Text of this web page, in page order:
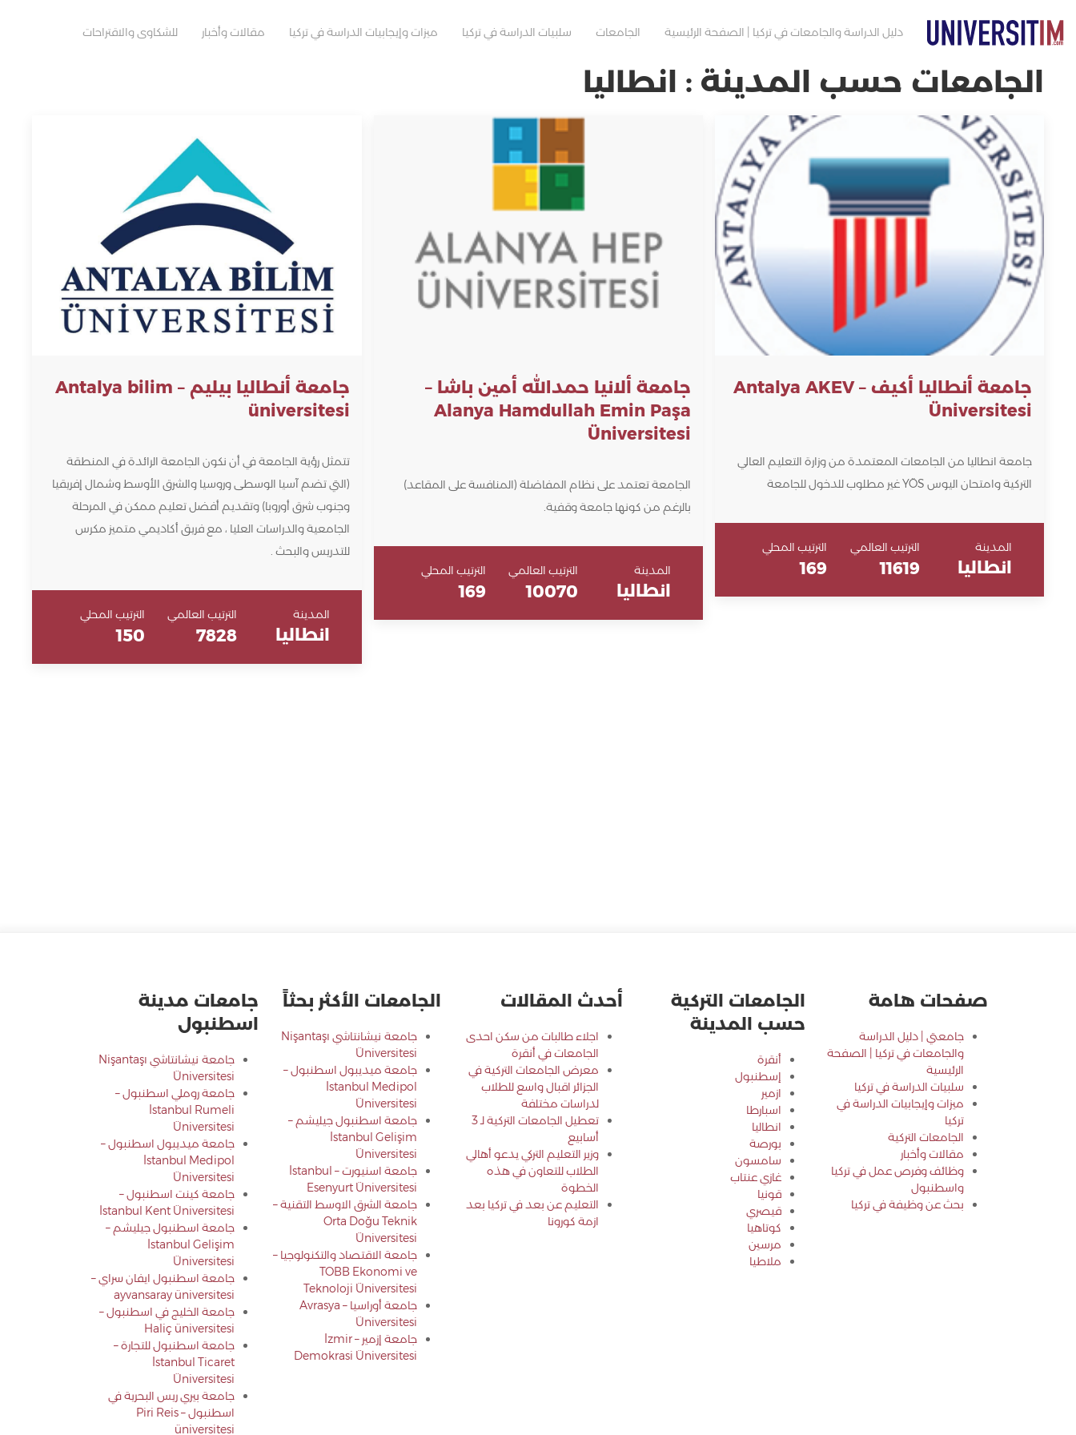
دليل الدراسة والجامعات في تركيا | الصفحة الرئيسية الجامعات سلبيات الدراسة في تركيا ميزات وإيجابيات الدراسة في تركيا مقالات وأخبار للشكاوى والاقتراحات
الجامعات حسب المدينة : انطاليا
جامعة أنطاليا أكيف – Antalya AKEV
Üniversitesi
جامعة انطاليا من الجامعات المعتمدة من وزارة التعليم العالي
التركية وامتحان اليوس YÖS غير مطلوب للدخول للجامعة
المدينة
انطاليا
الترتيب العالمي
11619
الترتيب المحلي
169
جامعة ألانيا حمدالله أمين باشا –
Alanya Hamdullah Emin Paşa
Üniversitesi
الجامعة تعتمد على نظام المفاضلة (المنافسة على المقاعد)
بالرغم من كونها جامعة وقفية.
المدينة
انطاليا
الترتيب العالمي
10070
الترتيب المحلي
169
جامعة أنطاليا بيليم – Antalya bilim
üniversitesi
تتمثل رؤية الجامعة في أن نكون الجامعة الرائدة في المنطقة
(التي تضم آسيا الوسطى وروسيا والشرق الأوسط وشمال إفريقيا
وجنوب شرق أوروبا) وتقديم أفضل تعليم ممكن في المرحلة
الجامعية والدراسات العليا ، مع فريق أكاديمي متميز مكرس
للتدريس والبحث .
المدينة
انطاليا
الترتيب العالمي
7828
الترتيب المحلي
150
صفحات هامة
جامعتي | دليل الدراسة
والجامعات في تركيا | الصفحة
الرئيسية
سلبيات الدراسة في تركيا
ميزات وإيجابيات الدراسة في
تركيا
الجامعات التركية
مقالات وأخبار
وظائف وفرص عمل في تركيا
واسطنبول
بحث عن وظيفة في تركيا
الجامعات التركية
حسب المدينة
أنقرة
إسطنبول
ازمير
اسبارطا
انطاليا
بورصة
سامسون
غازي عنتاب
قونيا
قيصري
كوتاهيا
مرسين
ملاطيا
أحدث المقالات
اجلاء طالبات من سكن احدى
الجامعات في أنقرة
معرض الجامعات التركية في
الجزائر اقبال واسع للطلاب
لدراسات مختلفة
تعطيل الجامعات التركية لـ 3
أسابيع
وزير التعليم التركي يدعو أهالي
الطلاب للتعاون في هذه
الخطوة
التعليم عن بعد في تركيا بعد
ازمة كورونا
الجامعات الأكثر بحثاً
جامعة نيشانتاشي Nişantaşı
Üniversitesi
جامعة ميديبول اسطنبول –
İstanbul Medipol
Üniversitesi
جامعة اسطنبول جيليشم –
İstanbul Gelişim
Üniversitesi
جامعة اسنيورت – İstanbul
Esenyurt Üniversitesi
جامعة الشرق الاوسط التقنية –
Orta Doğu Teknik
Üniversitesi
جامعة الاقتصاد والتكنولوجيا –
TOBB Ekonomi ve
Teknoloji Üniversitesi
جامعة أوراسيا – Avrasya
Üniversitesi
جامعة إزمير – İzmir
Demokrasi Üniversitesi
جامعات مدينة
اسطنبول
جامعة نيشانتاشي Nişantaşı
Üniversitesi
جامعة روملي اسطنبول –
İstanbul Rumeli
Üniversitesi
جامعة ميديبول اسطنبول –
İstanbul Medipol
Üniversitesi
جامعة كينت اسطنبول –
İstanbul Kent Üniversitesi
جامعة اسطنبول جيليشم –
İstanbul Gelişim
Üniversitesi
جامعة اسطنبول ايفان سراي –
ayvansaray üniversitesi
جامعة الخليج في اسطنبول –
Haliç üniversitesi
جامعة اسطنبول للتجارة –
İstanbul Ticaret
Üniversitesi
جامعة بيري ريس البحرية في
اسطنبول – Piri Reis
üniversitesi